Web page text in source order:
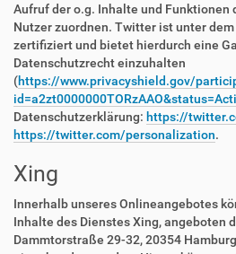
Aufruf der o.g. Inhalte und Funktionen
Nutzer zuordnen. Twitter ist unter
zertifiziert und bietet hierdurch eine
Datenschutzrecht einzuhalten
(https://www.privacyshield.gov/
Datenschutzerklärung: https://
https://twitter.com/personalization.
Xing
Innerhalb unseres Onlineangebotes
Inhalte des Dienstes Xing, angeboten
Dammtorstraße 29-32, 20354